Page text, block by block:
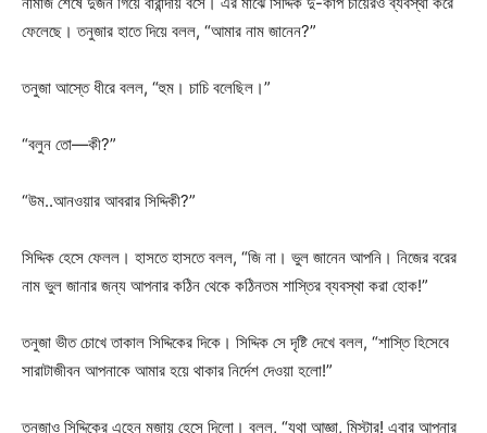
ফেলেছে। তনুজার হাতে দিয়ে বলল, “আমার নাম জানেন?”
তনুজা আস্তে ধীরে বলল, “হুম। চাচি বলেছিল।”
“বলুন তো—কী?”
“উম..আনওয়ার আবরার সিদ্দিকী?”
সিদ্দিক হেসে ফেলল। হাসতে হাসতে বলল, “জি না। ভুল জানেন আপনি। নিজের বরের
নাম ভুল জানার জন্য আপনার কঠিন থেকে কঠিনতম শাস্তির ব্যবস্থা করা হোক!”
তনুজা ভীত চোখে তাকাল সিদ্দিকের দিকে। সিদ্দিক সে দৃষ্টি দেখে বলল, “শাস্তি হিসেবে
সারাটাজীবন আপনাকে আমার হয়ে থাকার নির্দেশ দেওয়া হলো!”
তনুজাও সিদ্দিকের এহেন মজায় হেসে দিলো। বলল, “যথা আজ্ঞা, মিস্টার! এবার আপনার